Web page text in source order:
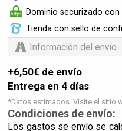
Dominio securizado
Tienda con sello de
Información del envío
+6,50€ de envío
Entrega en 4 días
*Datos estimados. Visite el sitio
Condiciones de envío:
Los gastos se envío se